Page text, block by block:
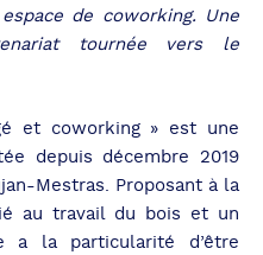
de coworking. Une
tournée vers le
et coworking » est une
depuis décembre 2019
Mestras. Proposant à la
au travail du bois et un
a la particularité d’être